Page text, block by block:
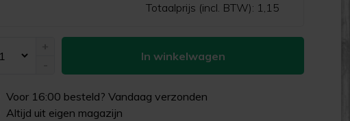
Totaalprijs (incl. BTW): 1,15
In winkelwagen
Voor 16:00 besteld? Vandaag verzonden
Altijd uit eigen magazijn